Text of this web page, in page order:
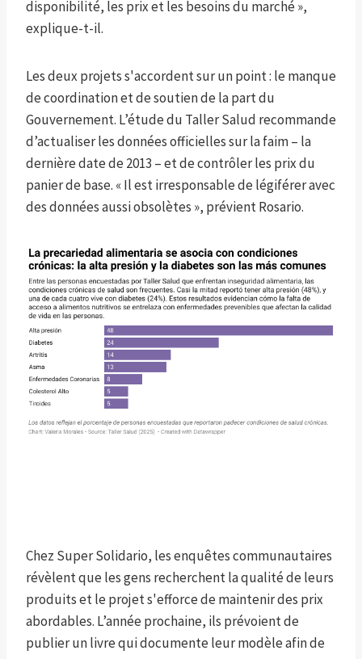
disponibilité, les prix et les besoins du marché »,
explique-t-il.
Les deux projets s'accordent sur un point : le manque
de coordination et de soutien de la part du
Gouvernement. L’étude du Taller Salud recommande
d’actualiser les données officielles sur la faim – la
dernière date de 2013 – et de contrôler les prix du
panier de base. « Il est irresponsable de légiférer avec
des données aussi obsolètes », prévient Rosario.
Chez Super Solidario, les enquêtes communautaires
révèlent que les gens recherchent la qualité de leurs
produits et le projet s'efforce de maintenir des prix
abordables. L’année prochaine, ils prévoient de
publier un livre qui documente leur modèle afin de